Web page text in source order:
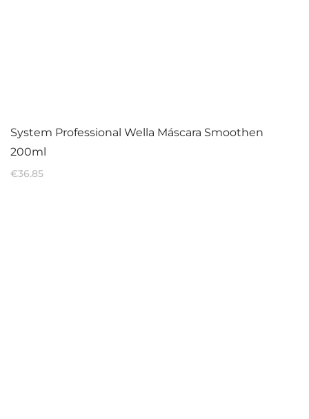
System Professional Wella Máscara Smoothen
200ml
€36.85